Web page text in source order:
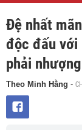
Đệ nhất
độc đấu với
phải
Theo Minh Hằng -